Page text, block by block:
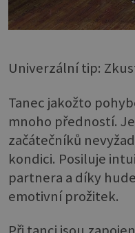
Univerzální tip:
Tanec jakožto
mnoho předností.
začátečníků
kondici. Posiluje
partnera a díky
emotivní prožitek.